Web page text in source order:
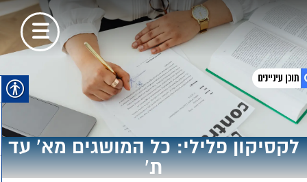
2. לקריאת הכתבה המלאה לחצו כאן
לקסיקון פלילי: כל המושגים מא' עד
ת'